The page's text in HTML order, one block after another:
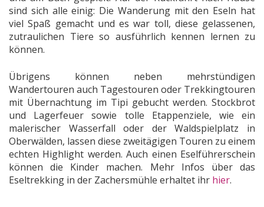
sind sich alle einig: Die Wanderung mit den Eseln hat
viel Spaß gemacht und es war toll, diese gelassenen,
zutraulichen Tiere so ausführlich kennen lernen zu
können.
Übrigens können neben mehrstündigen
Wandertouren auch Tagestouren oder Trekkingtouren
mit Übernachtung im Tipi gebucht werden. Stockbrot
und Lagerfeuer sowie tolle Etappenziele, wie ein
malerischer Wasserfall oder der Waldspielplatz in
Oberwälden, lassen diese zweitägigen Touren zu einem
echten Highlight werden. Auch einen Eselführerschein
können die Kinder machen. Mehr Infos über das
Eseltrekking in der Zachersmühle erhaltet ihr hier.